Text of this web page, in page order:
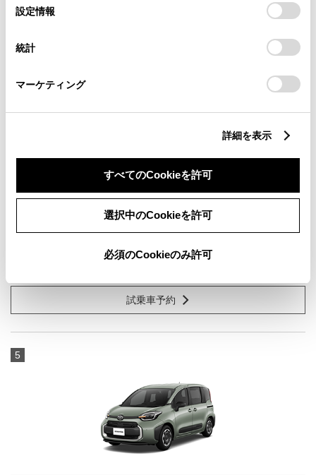
デバイスにすべてのCookie(クッキー)が保存されることに同
意したことになります。Cookie(クッキー)のオプトアウト、
設定の変更、同意を撤回したりするにあたっては、当社の
「Cookie（クッキー）情報の取り扱いについて
」をご覧くだ
設定情報
統計
マーケティング
詳細を表示
すべてのCookieを許可
選択中のCookieを許可
必須のCookieのみ許可
ノア HYBRID S-Z 7人乗り
1800cc
E-Four
メタルストリームメタリック
試乗車予約
5